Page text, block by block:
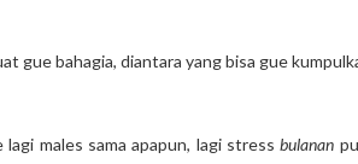
gue bahagia, diantara yang bisa gue
males sama apapun, lagi stressbulanan